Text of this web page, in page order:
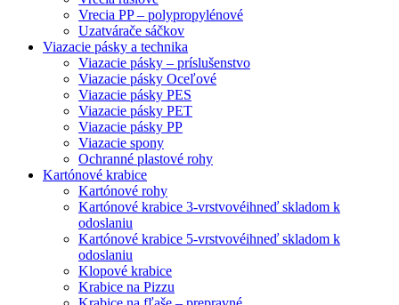
Vrecia PP – polypropylénové
Uzatvárače sáčkov
Viazacie pásky a technika
Viazacie pásky – príslušenstvo
Viazacie pásky Oceľové
Viazacie pásky PES
Viazacie pásky PET
Viazacie pásky PP
Viazacie spony
Ochranné plastové rohy
Kartónové krabice
Kartónové rohy
Kartónové krabice 3-vrstvovéihneď skladom k
odoslaniu
Kartónové krabice 5-vrstvovéihneď skladom k
odoslaniu
Klopové krabice
Krabice na Pizzu